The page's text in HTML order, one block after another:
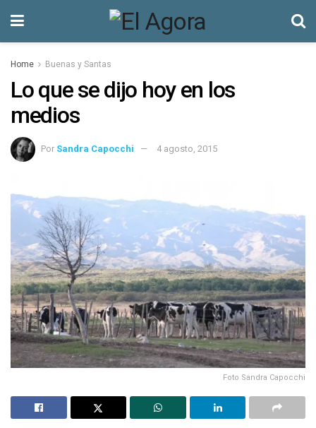
Home Buenas y Santas
Lo que se dijo hoy en los
medios
Por Sandra Capocchi 4 agosto, 2015
Foto Sandra Capocchi